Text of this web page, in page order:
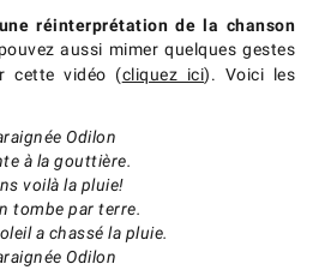
réinterprétation de la chanson
aussi mimer quelques gestes
cette vidéo (cliquez ici). Voici les
Odilon
à la gouttière.
voilà la pluie!
tombe par terre.
a chassé la pluie.
Odilon